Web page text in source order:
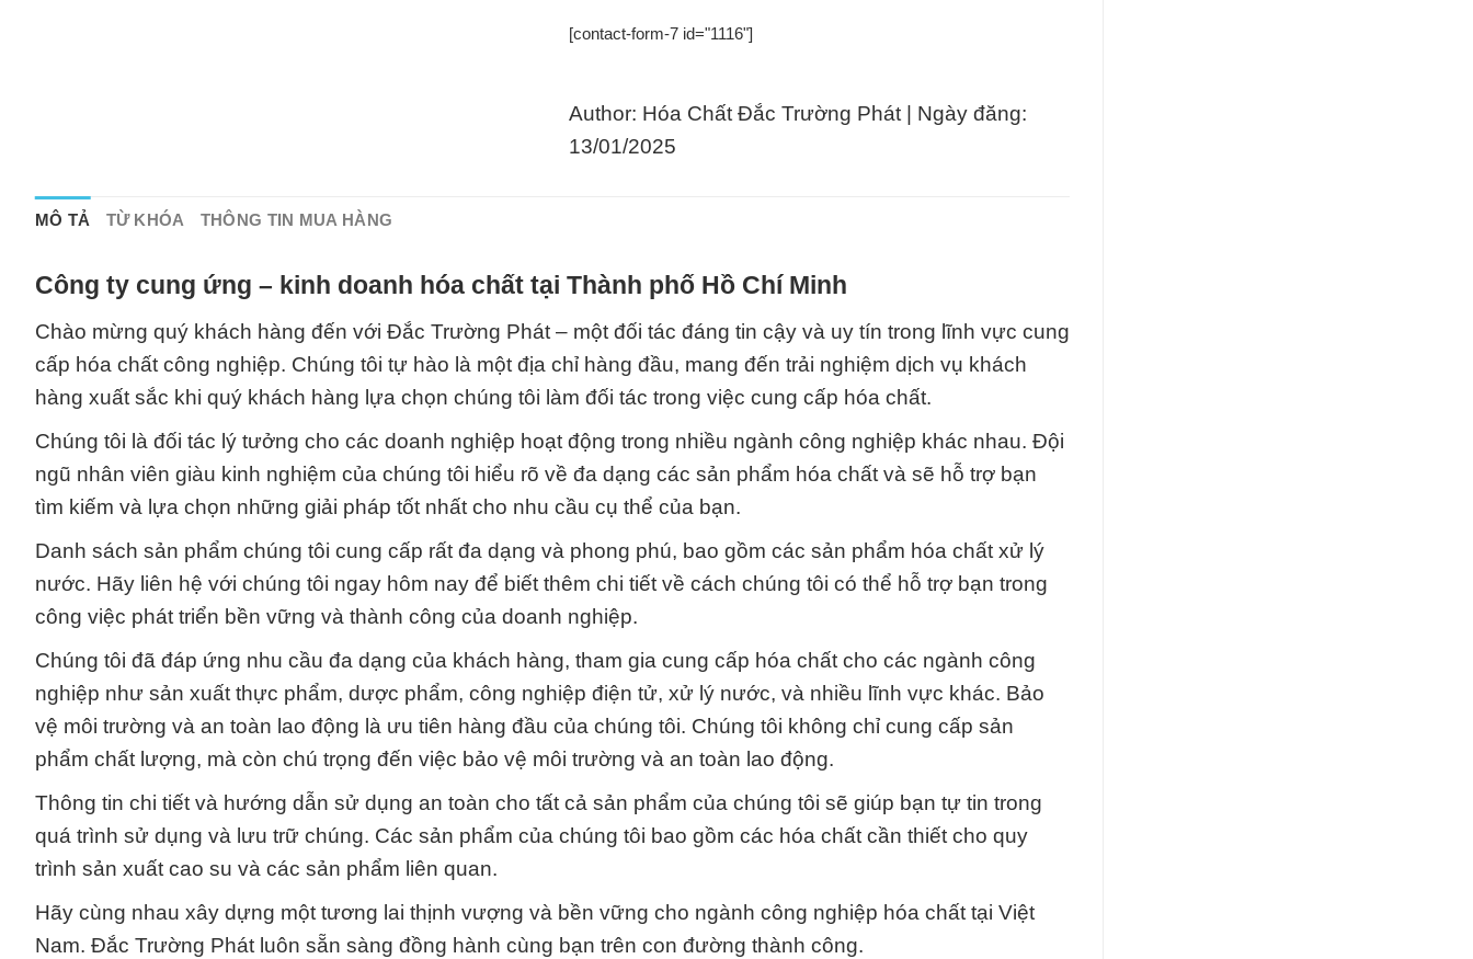
[contact-form-7 id="1116"]
Author: Hóa Chất Đắc Trường Phát | Ngày đăng:
13/01/2025
MÔ TẢ TỪ KHÓA THÔNG TIN MUA HÀNG
Công ty cung ứng – kinh doanh hóa chất tại Thành phố Hồ Chí Minh
Chào mừng quý khách hàng đến với Đắc Trường Phát – một đối tác đáng tin cậy và uy tín trong lĩnh vực cung
cấp hóa chất công nghiệp. Chúng tôi tự hào là một địa chỉ hàng đầu, mang đến trải nghiệm dịch vụ khách
hàng xuất sắc khi quý khách hàng lựa chọn chúng tôi làm đối tác trong việc cung cấp hóa chất.
Chúng tôi là đối tác lý tưởng cho các doanh nghiệp hoạt động trong nhiều ngành công nghiệp khác nhau. Đội
ngũ nhân viên giàu kinh nghiệm của chúng tôi hiểu rõ về đa dạng các sản phẩm hóa chất và sẽ hỗ trợ bạn
tìm kiếm và lựa chọn những giải pháp tốt nhất cho nhu cầu cụ thể của bạn.
Danh sách sản phẩm chúng tôi cung cấp rất đa dạng và phong phú, bao gồm các sản phẩm hóa chất xử lý
nước. Hãy liên hệ với chúng tôi ngay hôm nay để biết thêm chi tiết về cách chúng tôi có thể hỗ trợ bạn trong
công việc phát triển bền vững và thành công của doanh nghiệp.
Chúng tôi đã đáp ứng nhu cầu đa dạng của khách hàng, tham gia cung cấp hóa chất cho các ngành công
nghiệp như sản xuất thực phẩm, dược phẩm, công nghiệp điện tử, xử lý nước, và nhiều lĩnh vực khác. Bảo
vệ môi trường và an toàn lao động là ưu tiên hàng đầu của chúng tôi. Chúng tôi không chỉ cung cấp sản
phẩm chất lượng, mà còn chú trọng đến việc bảo vệ môi trường và an toàn lao động.
Thông tin chi tiết và hướng dẫn sử dụng an toàn cho tất cả sản phẩm của chúng tôi sẽ giúp bạn tự tin trong
quá trình sử dụng và lưu trữ chúng. Các sản phẩm của chúng tôi bao gồm các hóa chất cần thiết cho quy
trình sản xuất cao su và các sản phẩm liên quan.
Hãy cùng nhau xây dựng một tương lai thịnh vượng và bền vững cho ngành công nghiệp hóa chất tại Việt
Nam. Đắc Trường Phát luôn sẵn sàng đồng hành cùng bạn trên con đường thành công.